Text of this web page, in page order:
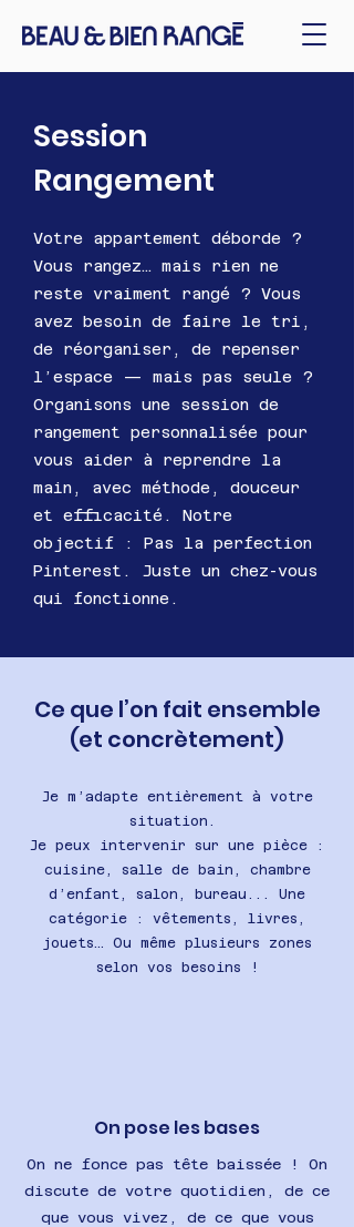
Session
Rangement
Votre appartement déborde ?
Vous rangez… mais rien ne
reste vraiment rangé ? Vous
avez besoin de faire le tri,
de réorganiser, de repenser
l’espace — mais pas seule ?
Organisons une session de
rangement personnalisée pour
vous aider à reprendre la
main, avec méthode, douceur
et efficacité. Notre
objectif : Pas la perfection
Pinterest. Juste un chez-vous
qui fonctionne.
Ce que l’on fait ensemble
(et concrètement)
Je m’adapte entièrement à votre
situation.
Je peux intervenir sur une pièce :
cuisine, salle de bain, chambre
d’enfant, salon, bureau... Une
catégorie : vêtements, livres,
jouets… Ou même plusieurs zones
selon vos besoins !
On pose les bases
On ne fonce pas tête baissée ! On
discute de votre quotidien, de ce
que vous vivez, de ce que vous